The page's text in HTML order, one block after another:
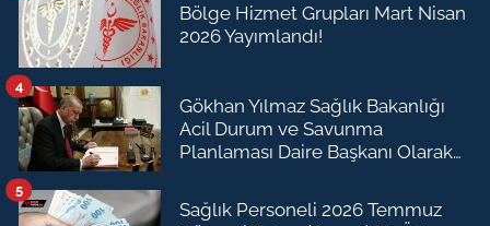
Bölge Hizmet Grupları Mart Nisan
2026 Yayımlandı!
Gökhan Yılmaz Sağlık Bakanlığı
Acil Durum ve Savunma
Planlaması Daire Başkanı Olarak
4
Sağlık Personeli 2026 Temmuz
5